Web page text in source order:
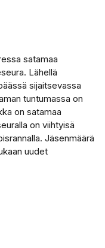
satamaa
Lähellä
sijaitsevassa
tuntumassa on
on satamaa
on viihtyisä
Jäsenmäärä
uudet